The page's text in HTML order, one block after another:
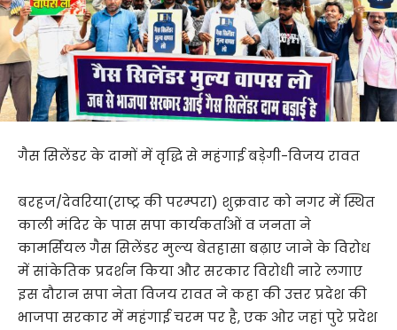
गैस सिलेंडर के दामों में वृद्धि से महंगाई बड़ेगी-विजय रावत
बरहज/देवरिया(राष्ट्र की परम्परा) शुक्रवार को नगर में स्थित
काली मंदिर के पास सपा कार्यकर्ताओं व जनता ने
कामर्सियल गैस सिलेंडर मुल्य बेतहासा बढ़ाए जाने के विरोध
में सांकेतिक प्रदर्शन किया और सरकार विरोधी नारे लगाए
इस दौरान सपा नेता विजय रावत ने कहा की उत्तर प्रदेश की
भाजपा सरकार में महंगाई चरम पर है, एक ओर जहां पुरे प्रदेश